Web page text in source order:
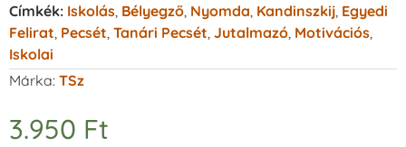
Címkék: Iskolás Bélyegző Nyomda Kandinszkij Egyedi
Felirat Pecsét Tanári Pecsét Jutalmazó Motivációs
Iskolai
Márka: TSz
3.950 Ft